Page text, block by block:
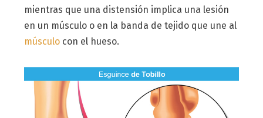
mientras que una distensión implica una lesión
en un músculo o en la banda de tejido que une al
músculocon el hueso.